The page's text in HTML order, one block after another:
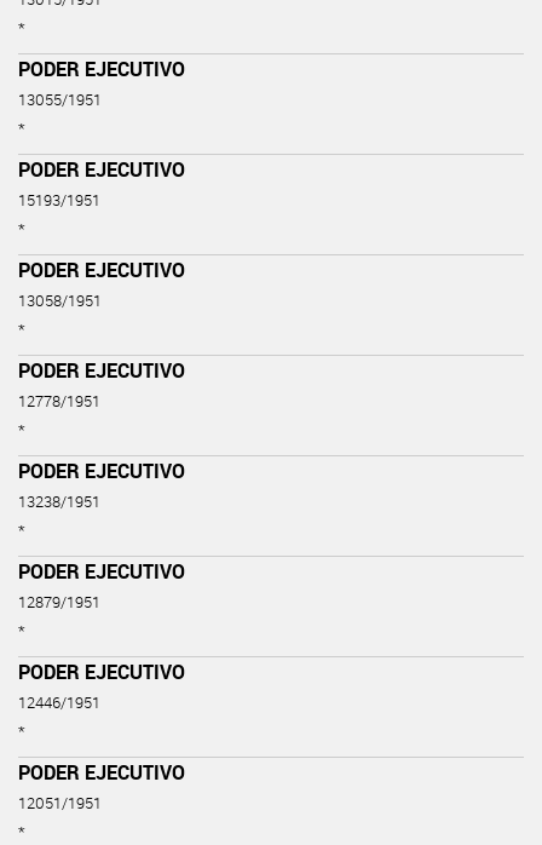
*
PODER EJECUTIVO
13055/1951
*
PODER EJECUTIVO
15193/1951
*
PODER EJECUTIVO
13058/1951
*
PODER EJECUTIVO
12778/1951
*
PODER EJECUTIVO
13238/1951
*
PODER EJECUTIVO
12879/1951
*
PODER EJECUTIVO
12446/1951
*
PODER EJECUTIVO
12051/1951
*